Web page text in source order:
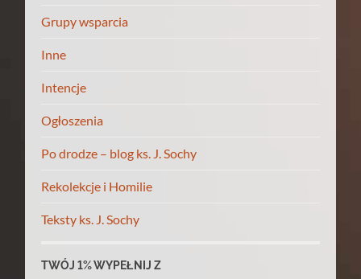
Grupy wsparcia
Inne
Intencje
Ogłoszenia
Po drodze – blog ks. J. Sochy
Rekolekcje i Homilie
Teksty ks. J. Sochy
TWÓJ 1% WYPEŁNIJ Z